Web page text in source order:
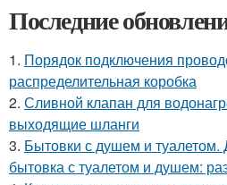
Последние
1. Порядок подключения
распределительная коробка
2. Сливной клапан для
выходящие шланги
3. Бытовки с душем и туалетом.
бытовка с туалетом и душем: